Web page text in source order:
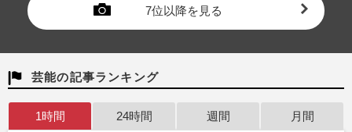
7位以降を見る
芸能の記事ランキング
1時間 24時間 週間 月間